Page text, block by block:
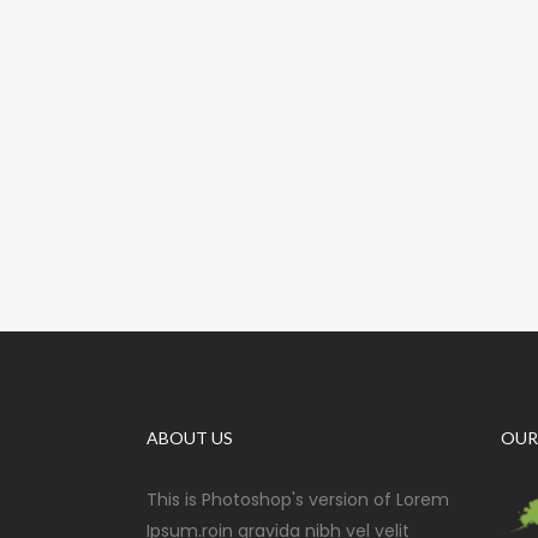
ABOUT US
This is Photoshop's version of Lorem
Ipsum.roin gravida nibh vel velit